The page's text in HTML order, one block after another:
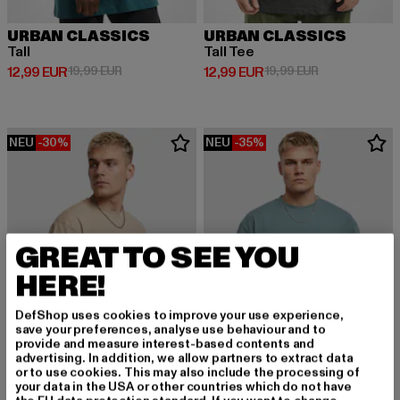
URBAN CLASSICS
Tall
12,99 EUR
Derzeitiger Preis: 12,99 EUR
19,99 EURAktionspreis: 19,99 EUR
URBAN CLASSICS
Tall Tee
12,99 EUR
Derzeitiger Preis: 12,99 EUR
19,99 EURAktionspreis:
NEU -30% NEU -35%
GREAT TO SEE YOU
HERE!
DefShop uses cookies to improve your use experience,
save your preferences, analyse use behaviour and to
provide and measure interest-based contents and
advertising. In addition, we allow partners to extract data
or to use cookies. This may also include the processing of
your data in the USA or other countries which do not have